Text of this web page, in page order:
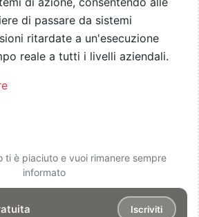
di passare da sistemi
ritardate a un'esecuzione
reale a tutti i livelli aziendali.
ti è piaciuto e vuoi rimanere sempre
informato
Iscriviti